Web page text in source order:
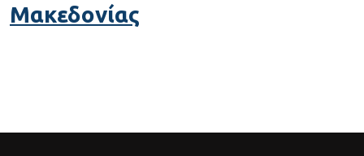
Μακεδονίας